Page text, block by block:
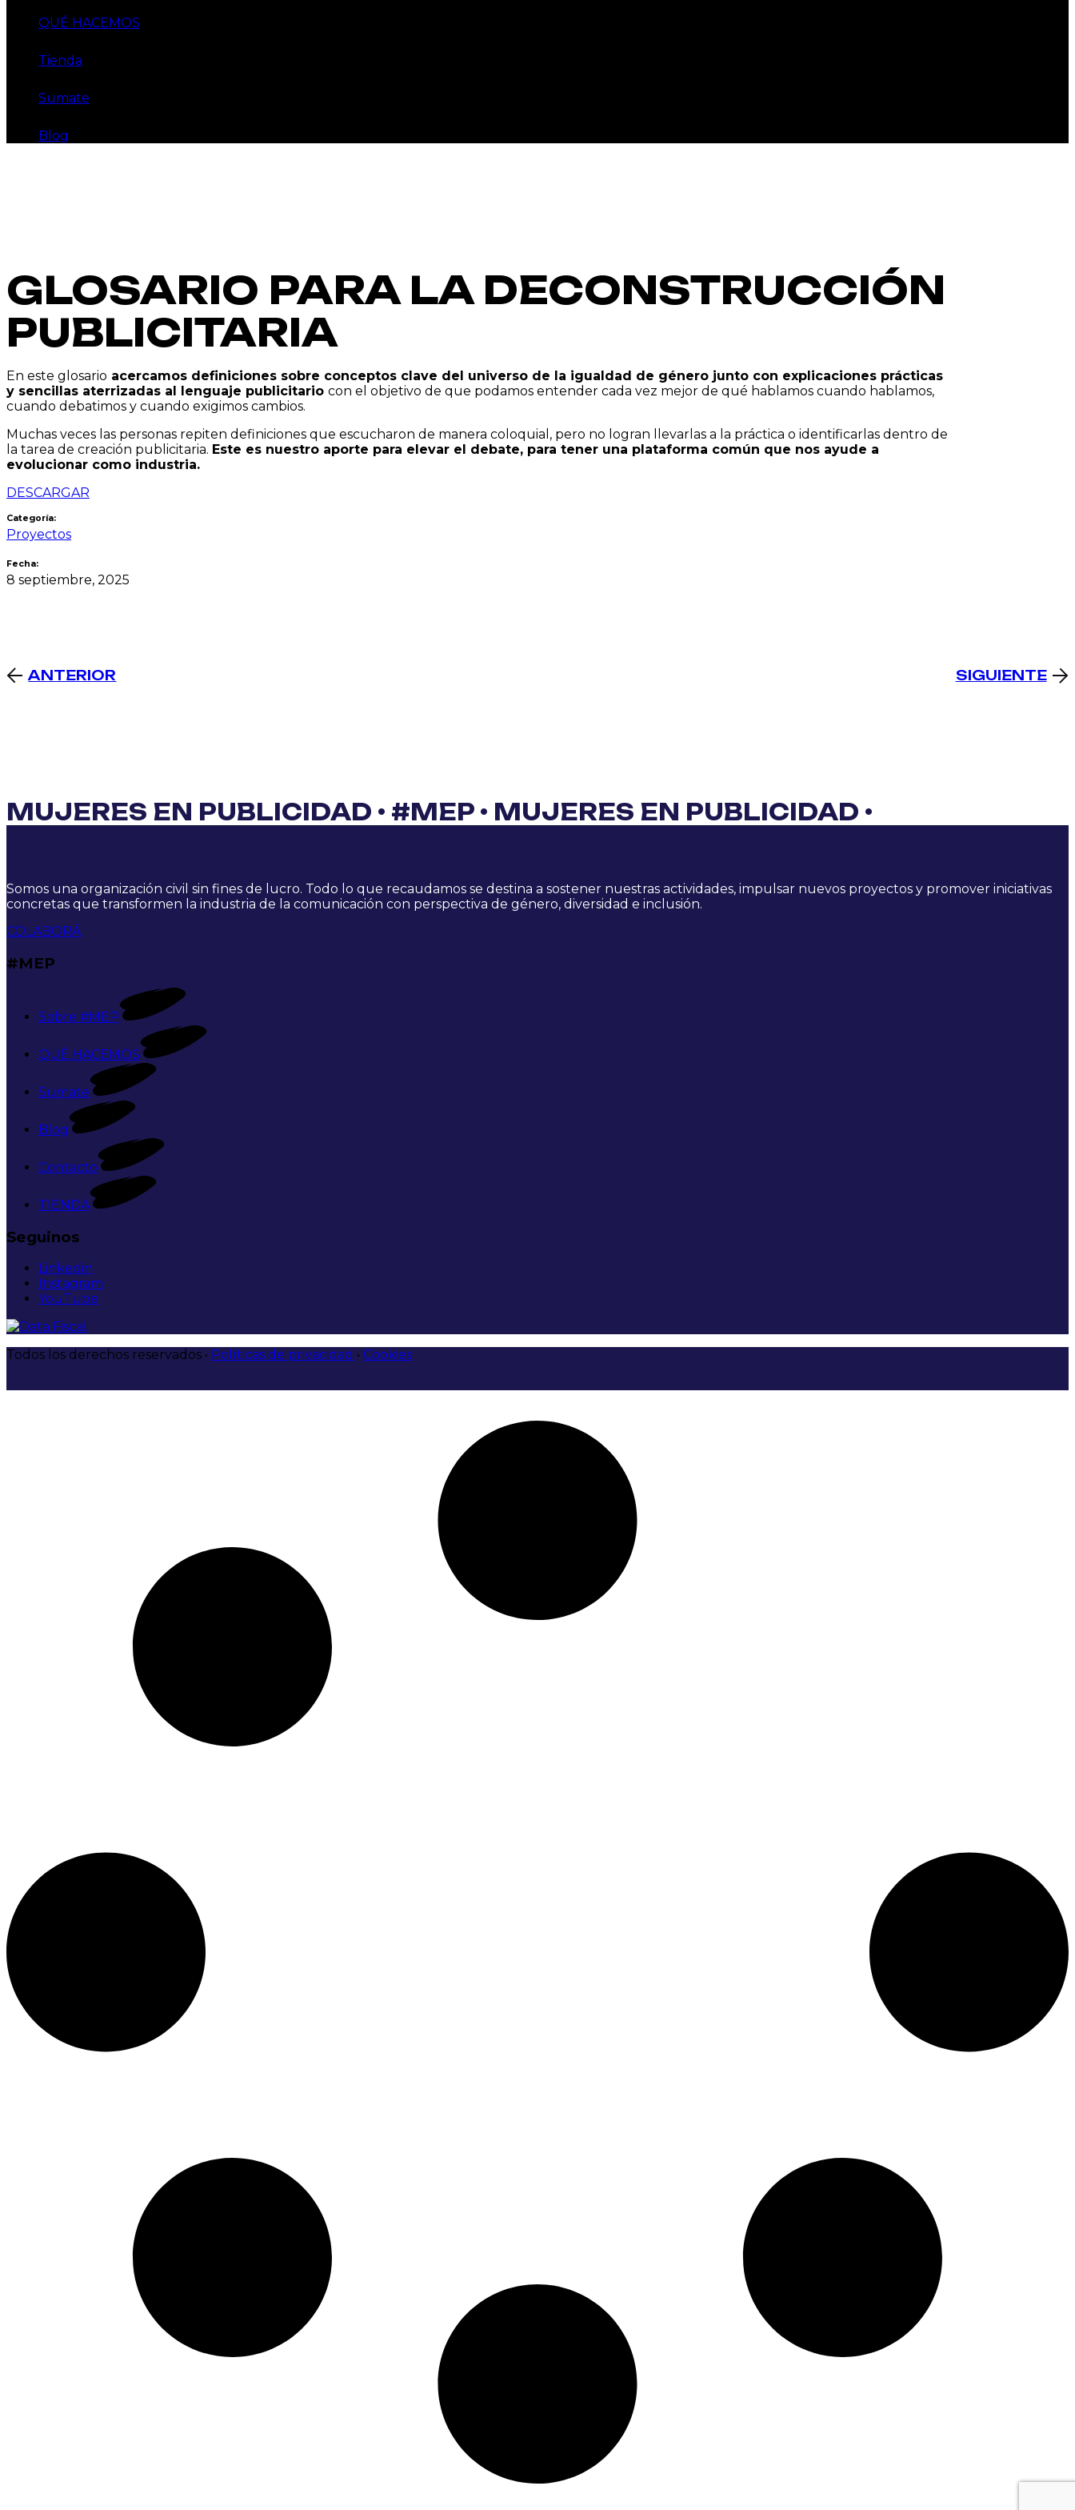
QUÉ HACEMOS
Tienda
Sumate
Blog
GLOSARIO PARA LA DECONSTRUCCIÓN
PUBLICITARIA
En este glosario acercamos definiciones sobre conceptos clave del universo de la igualdad de género junto con explicaciones prácticas
y sencillas aterrizadas al lenguaje publicitario con el objetivo de que podamos entender cada vez mejor de qué hablamos cuando hablamos,
cuando debatimos y cuando exigimos cambios.
Muchas veces las personas repiten definiciones que escucharon de manera coloquial, pero no logran llevarlas a la práctica o identificarlas dentro de
la tarea de creación publicitaria. Este es nuestro aporte para elevar el debate, para tener una plataforma común que nos ayude a
evolucionar como industria.
DESCARGAR
Categoría:
Proyectos
Fecha:
8 septiembre, 2025
ANTERIOR SIGUIENTE
MUJERES EN PUBLICIDAD • #MEP • MUJERES EN PUBLICIDAD •
Somos una organización civil sin fines de lucro. Todo lo que recaudamos se destina a sostener nuestras actividades, impulsar nuevos proyectos y promover iniciativas
concretas que transformen la industria de la comunicación con perspectiva de género, diversidad e inclusión.
COLABORÁ
#MEP
Sobre #MEP
QUÉ HACEMOS
Sumate
Blog
Contacto
TIENDA
Seguinos
Linkedin
Instagram
YouTube
Todos los derechos reservados • Políticas de privacidad • Cookies